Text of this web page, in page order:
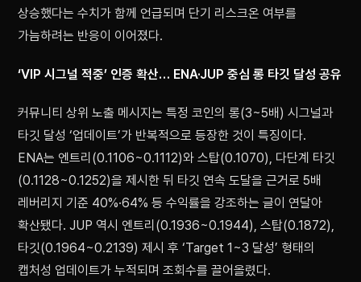
상승했다는 수치가 함께 언급되며 단기 리스크온 여부를
가늠하려는 반응이 이어졌다.
‘VIP 시그널 적중’ 인증 확산… ENA·JUP 중심 롱 타깃 달성 공유
커뮤니티 상위 노출 메시지는 특정 코인의 롱(3~5배) 시그널과
타깃 달성 ‘업데이트’가 반복적으로 등장한 것이 특징이다.
ENA는 엔트리(0.1106~0.1112)와 스탑(0.1070), 다단계 타깃
(0.1128~0.1252)을 제시한 뒤 타깃 연속 도달을 근거로 5배
레버리지 기준 40%·64% 등 수익률을 강조하는 글이 연달아
확산됐다. JUP 역시 엔트리(0.1936~0.1944), 스탑(0.1872),
타깃(0.1964~0.2139) 제시 후 ‘Target 1~3 달성’ 형태의
캡처성 업데이트가 누적되며 조회수를 끌어올렸다.